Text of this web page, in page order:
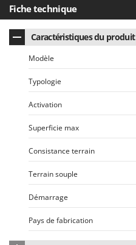
Fiche technique
Caractéristiques du produit
Modèle
Typologie
Activation
Superficie max
Consistance terrain
Terrain souple
Démarrage
Pays de fabrication